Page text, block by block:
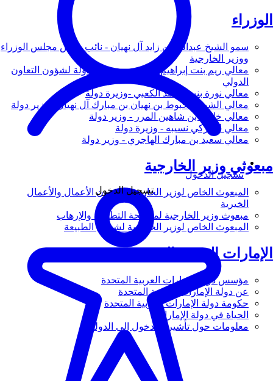
الوزراء
سمو الشيخ عبدالله بن زايد آل نهيان - نائب رئيس مجلس الوزراء
ووزير الخارجية
معالي ريم بنت إبراهيم الهاشمي - وزيرة دولة لشؤون التعاون
الدولي
معالي نورة بنت محمد الكعبي -وزيرة دولة
معالي الشيخ شخبوط بن نهيان بن مبارك آل نهيان - وزير دولة
معالي خليفة بن شاهين المرر - وزير دولة
معالي لانا زكي نسيبه - وزيرة دولة
معالي سعيد بن مبارك الهاجري - وزير دولة
مبعوثي وزير الخارجية
المبعوث الخاص لوزير الخارجية لشؤون الأعمال والأعمال
الخيرية
مبعوث وزير الخارجية لمكافحة التطرف والإرهاب
المبعوث الخاص لوزير الخارجية لشؤون الطبيعة
الإمارات العربية المتحدة
مؤسس دولة الإمارات العربية المتحدة
عن دولة الإمارات العربية المتحدة
حكومة دولة الإمارات العربية المتحدة
الحياة في دولة الإمارات
معلومات حول تأشيرة الدخول إلى الدولة
تسجيل الدخول
تسجيل الدخول